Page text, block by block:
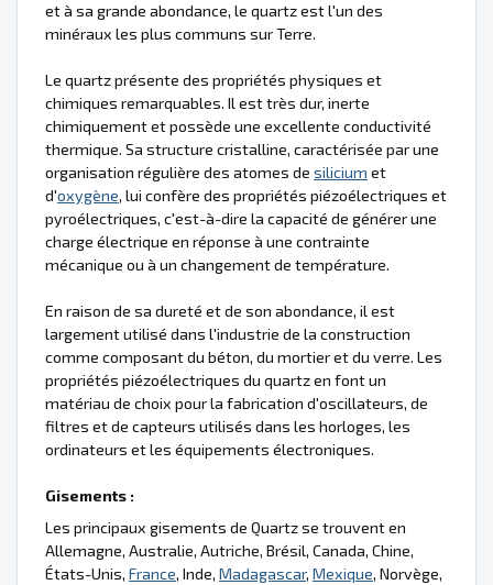
et à sa grande abondance, le quartz est l'un des
minéraux les plus communs sur Terre.
Le quartz présente des propriétés physiques et
chimiques remarquables. Il est très dur, inerte
chimiquement et possède une excellente conductivité
thermique. Sa structure cristalline, caractérisée par une
organisation régulière des atomes de silicium et
d'oxygène, lui confère des propriétés piézoélectriques et
pyroélectriques, c'est-à-dire la capacité de générer une
charge électrique en réponse à une contrainte
mécanique ou à un changement de température.
En raison de sa dureté et de son abondance, il est
largement utilisé dans l'industrie de la construction
comme composant du béton, du mortier et du verre. Les
propriétés piézoélectriques du quartz en font un
matériau de choix pour la fabrication d'oscillateurs, de
filtres et de capteurs utilisés dans les horloges, les
ordinateurs et les équipements électroniques.
Gisements :
Les principaux gisements de Quartz se trouvent en
Allemagne, Australie, Autriche, Brésil, Canada, Chine,
États-Unis, France, Inde, Madagascar, Mexique, Norvège,